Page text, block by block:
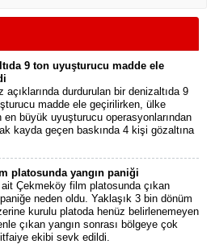
9 ton uyuşturucu madde ele
açıklarında durdurulan bir denizaltıda 9
madde ele geçirilirken, ülke
en büyük uyuşturucu operasyonlarından
kayda geçen baskında 4 kişi gözaltına
platosunda yangın paniği
Çekmeköy film platosunda çıkan
neden oldu. Yaklaşık 3 bin dönüm
kurulu platoda henüz belirlenemeyen
çıkan yangın sonrası bölgeye çok
ekibi sevk edildi.